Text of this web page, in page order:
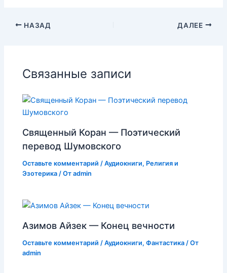
НАЗАД ДАЛЕЕ
Связанные записи
Священный Коран — Поэтический
перевод Шумовского
Оставьте комментарий /Аудиокниги, Религия и
Эзотерика / Отadmin
Азимов Айзек — Конец вечности
Оставьте комментарий /Аудиокниги,Фантастика / От
admin